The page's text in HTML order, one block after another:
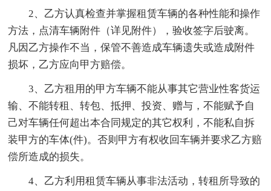
2、乙方认真检查并掌握租赁车辆的各种性能和操作
方法，点清车辆附件（详见附件），验收签字后驶离。
凡因乙方操作不当，保管不善造成车辆遗失或造成附件
损坏，乙方应向甲方赔偿。
3、乙方租用的甲方车辆不能从事其它营业性客货运
输、不能转租、转包、抵押、投资、赠与，不能赋予自
己对车辆任何超出本合同规定的其它权利，不能私自拆
装甲方的车体(件)。否则甲方有权收回车辆并要求乙方赔
偿所造成的损失。
4、乙方利用租赁车辆从事非法活动，转租所导致的